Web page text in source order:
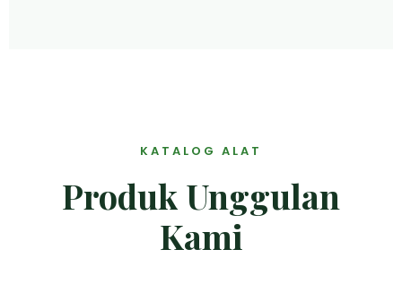
KATALOG ALAT
Produk Unggulan
Kami